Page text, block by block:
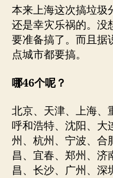
本来上海这次搞垃圾
还是幸灾乐祸的。没
要准备搞了。而且据
点城市都要搞。
哪46个呢？
北京、天津、上海、
呼和浩特、沈阳、大
州、杭州、宁波、合
昌、宜春、郑州、济
昌、长沙、广州、深